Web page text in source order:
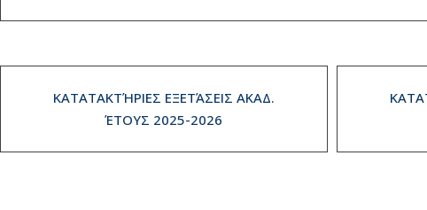
ΚΑΤΑΤΑΚΤΉΡΙΕΣ ΕΞΕΤΆΣΕΙΣ ΑΚΑΔ.
ΈΤΟΥΣ 2025-2026